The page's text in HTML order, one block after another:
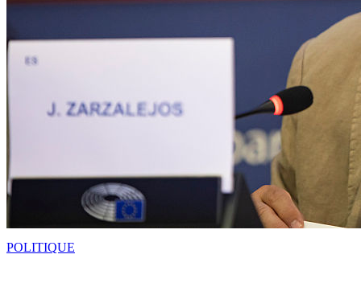
POLITIQUE